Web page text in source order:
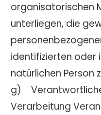
organisatorischen
unterliegen, die
identifizierten oder
natürlichen Person
g)
Verarbeitung